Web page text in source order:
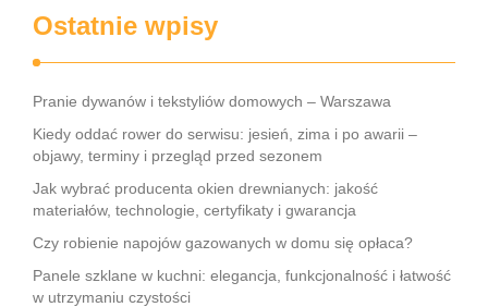
Ostatnie wpisy
Pranie dywanów i tekstyliów domowych – Warszawa
Kiedy oddać rower do serwisu: jesień, zima i po awarii –
objawy, terminy i przegląd przed sezonem
Jak wybrać producenta okien drewnianych: jakość
materiałów, technologie, certyfikaty i gwarancja
Czy robienie napojów gazowanych w domu się opłaca?
Panele szklane w kuchni: elegancja, funkcjonalność i łatwość
w utrzymaniu czystości